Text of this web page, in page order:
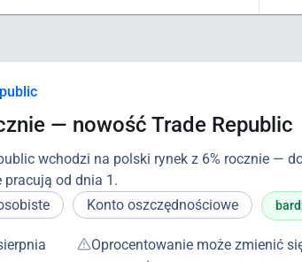
— nowość Trade Republic
wchodzi na polski rynek z 6% rocznie —
pracują od dnia 1.
Konto oszczędnościowe
Oprocentowanie może zmienić